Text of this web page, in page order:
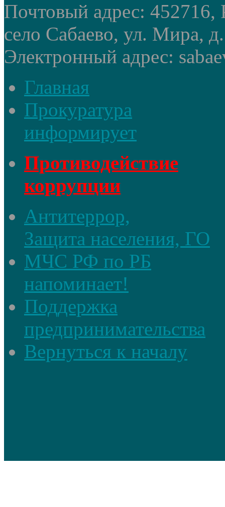
Почтовый адрес: 452716,
село Сабаево, ул. Мира,
Электронный адрес:
Главная
Прокуратура
информирует
Противодействие
коррупции
Антитеррор,
Защита населения, ГО
МЧС РФ по РБ
напоминает!
Поддержка
предпринимательства
Вернуться к началу